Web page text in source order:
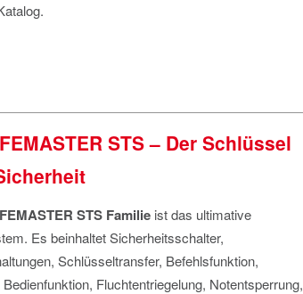
STS – Der Schlüssel
STS Familieist das ultimative
Es beinhaltet Sicherheitsschalter,
Schlüsseltransfer, Befehlsfunktion,
Fluchtentriegelung, Notentsperrung,